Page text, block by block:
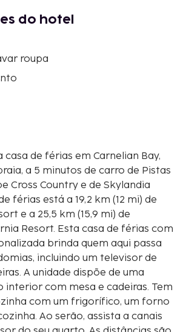
do hotel
roupa
de férias em Carnelian Bay,
a 5 minutos de carro de Pistas
Cross Country e de Skylandia
e a 25,5 km (15,9 mi) de
Resort. Esta casa de férias com
brinda quem aqui passa
incluindo um televisor de
A unidade dispõe de uma
interior com mesa e cadeiras. Tem
com um frigorífico, um forno
Ao serão, assista a canais